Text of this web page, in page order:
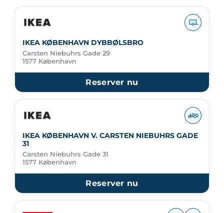
IKEA KØBENHAVN DYBBØLSBRO
Carsten Niebuhrs Gade 29
1577 København
Reserver nu
IKEA KØBENHAVN V. CARSTEN NIEBUHRS GADE
31
Carsten Niebuhrs Gade 31
1577 København
Reserver nu